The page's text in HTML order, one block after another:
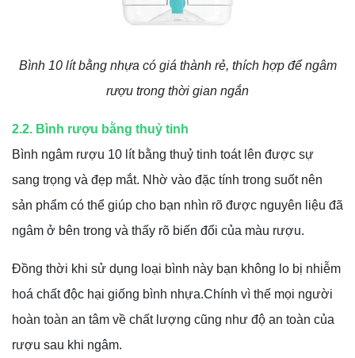
Bình 10 lít bằng nhựa có giá thành rẻ, thích hợp để ngâm
rượu trong thời gian ngắn
2.2. Bình rượu bằng thuỷ tinh
Bình ngâm rượu 10 lít bằng thuỷ tinh toát lên được sự
sang trọng và đẹp mắt. Nhờ vào đặc tính trong suốt nên
sản phẩm có thể giúp cho bạn nhìn rõ được nguyên liệu đã
ngâm ở bên trong và thấy rõ biến đổi của màu rượu.
Đồng thời khi sử dụng loại bình này bạn không lo bị nhiễm
hoá chất độc hại giống bình nhựa.Chính vì thế mọi người
hoàn toàn an tâm về chất lượng cũng như độ an toàn của
rượu sau khi ngâm.